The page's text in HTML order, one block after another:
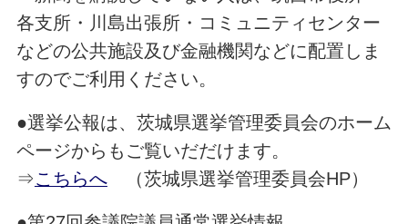
各支所・川島出張所・コミュニティセンター
などの公共施設及び金融機関などに配置しま
すのでご利用ください。
●選挙公報は、茨城県選挙管理委員会のホーム
ページからもご覧いだだけます。
⇒こちらへ（茨城県選挙管理委員会HP）